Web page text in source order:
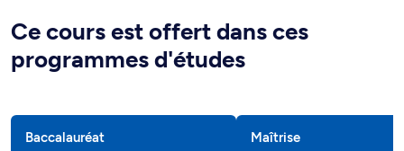
Ce cours est offert dans ces
programmes d'études
Baccalauréat Maîtrise